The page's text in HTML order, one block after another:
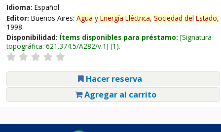
Idioma: Español
Editor: Buenos Aires: Agua y Energía Eléctrica, Sociedad del Estado,
1998
Disponibilidad: Ítems disponibles para préstamo: Signatura
topográfica: 621.374.5/A282/v.1 (1).
Hacer reserva
Agregar al carrito